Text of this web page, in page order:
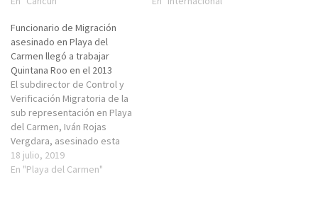
Funcionario de Migración
asesinado en Playa del
Carmen llegó a trabajar
Quintana Roo en el 2013
El subdirector de Control y
Verificación Migratoria de la
sub representación en Playa
del Carmen, Iván Rojas
Vergdara, asesinado esta
mañana en el
estacionamiento público
18 julio, 2019
En "Playa del Carmen"